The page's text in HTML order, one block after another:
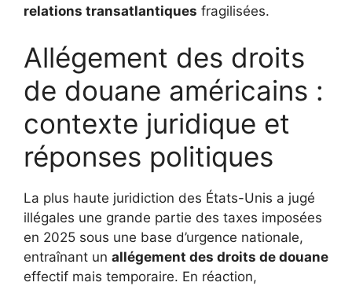
relations transatlantiques fragilisées.
Allégement des droits
de douane américains :
contexte juridique et
réponses politiques
La plus haute juridiction des États-Unis a jugé
illégales une grande partie des taxes imposées
en 2025 sous une base d’urgence nationale,
entraînant un allégement des droits de douane
effectif mais temporaire. En réaction,